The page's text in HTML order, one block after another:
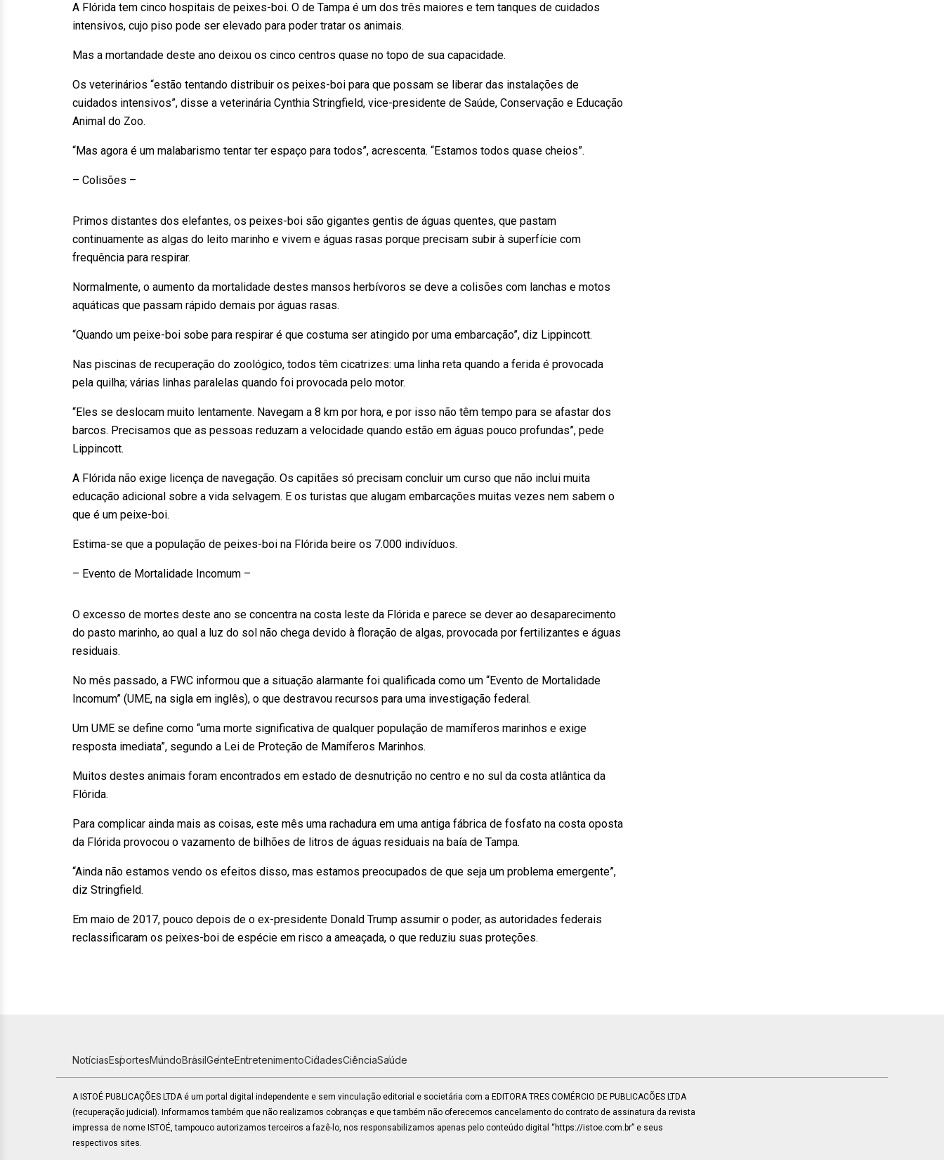
A Flórida tem cinco hospitais de peixes-boi. O de Tampa é um dos três maiores e tem tanques de cuidados
intensivos, cujo piso pode ser elevado para poder tratar os animais.
Mas a mortandade deste ano deixou os cinco centros quase no topo de sua capacidade.
Os veterinários “estão tentando distribuir os peixes-boi para que possam se liberar das instalações de
cuidados intensivos”, disse a veterinária Cynthia Stringfield, vice-presidente de Saúde, Conservação e Educação
Animal do Zoo.
“Mas agora é um malabarismo tentar ter espaço para todos”, acrescenta. “Estamos todos quase cheios”.
– Colisões –
Primos distantes dos elefantes, os peixes-boi são gigantes gentis de águas quentes, que pastam
continuamente as algas do leito marinho e vivem e águas rasas porque precisam subir à superfície com
frequência para respirar.
Normalmente, o aumento da mortalidade destes mansos herbívoros se deve a colisões com lanchas e motos
aquáticas que passam rápido demais por águas rasas.
“Quando um peixe-boi sobe para respirar é que costuma ser atingido por uma embarcação”, diz Lippincott.
Nas piscinas de recuperação do zoológico, todos têm cicatrizes: uma linha reta quando a ferida é provocada
pela quilha; várias linhas paralelas quando foi provocada pelo motor.
“Eles se deslocam muito lentamente. Navegam a 8 km por hora, e por isso não têm tempo para se afastar dos
barcos. Precisamos que as pessoas reduzam a velocidade quando estão em águas pouco profundas”, pede
Lippincott.
A Flórida não exige licença de navegação. Os capitães só precisam concluir um curso que não inclui muita
educação adicional sobre a vida selvagem. E os turistas que alugam embarcações muitas vezes nem sabem o
que é um peixe-boi.
Estima-se que a população de peixes-boi na Flórida beire os 7.000 indivíduos.
– Evento de Mortalidade Incomum –
O excesso de mortes deste ano se concentra na costa leste da Flórida e parece se dever ao desaparecimento
do pasto marinho, ao qual a luz do sol não chega devido à floração de algas, provocada por fertilizantes e águas
residuais.
No mês passado, a FWC informou que a situação alarmante foi qualificada como um “Evento de Mortalidade
Incomum” (UME, na sigla em inglês), o que destravou recursos para uma investigação federal.
Um UME se define como “uma morte significativa de qualquer população de mamíferos marinhos e exige
resposta imediata”, segundo a Lei de Proteção de Mamíferos Marinhos.
Muitos destes animais foram encontrados em estado de desnutrição no centro e no sul da costa atlântica da
Flórida.
Para complicar ainda mais as coisas, este mês uma rachadura em uma antiga fábrica de fosfato na costa oposta
da Flórida provocou o vazamento de bilhões de litros de águas residuais na baía de Tampa.
“Ainda não estamos vendo os efeitos disso, mas estamos preocupados de que seja um problema emergente”,
diz Stringfield.
Em maio de 2017, pouco depois de o ex-presidente Donald Trump assumir o poder, as autoridades federais
reclassificaram os peixes-boi de espécie em risco a ameaçada, o que reduziu suas proteções.
NotíciasEsportesMundoBrasilGenteEntretenimentoCidadesCiênciaSaúde
A ISTOÉ PUBLICAÇÕES LTDA é um portal digital independente e sem vinculação editorial e societária com a EDITORA TRES COMÉRCIO DE PUBLICACÕES LTDA
(recuperação judicial). Informamos também que não realizamos cobranças e que também não oferecemos cancelamento do contrato de assinatura da revista
impressa de nome ISTOÉ, tampouco autorizamos terceiros a fazê-lo, nos responsabilizamos apenas pelo conteúdo digital “https://istoe.com.br” e seus
respectivos sites.